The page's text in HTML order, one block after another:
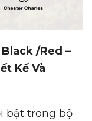
/Red –
Kế Và
bật trong bộ